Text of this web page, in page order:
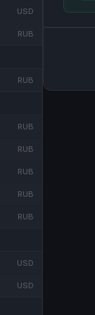
USD
RUB
RUB
RUB
RUB
RUB
RUB
RUB
USD
USD